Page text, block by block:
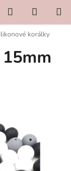
Hledat
KOŠÍK
korálky